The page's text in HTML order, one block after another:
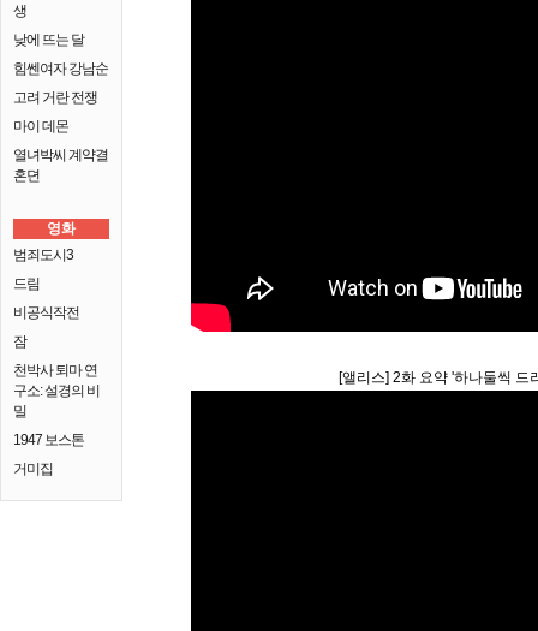
생
낮에 뜨는 달
힘쎈여자 강남순
고려 거란 전쟁
마이 데몬
열녀박씨 계약결
혼뎐
영화
범죄도시3
드림
비공식작전
잠
천박사 퇴마 연
구소: 설경의 비
밀
1947 보스톤
거미집
[앨리스] 2화 요약 '하나둘씩